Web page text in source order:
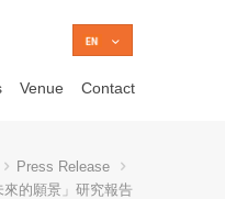
Venue Contact
Press Release
來的願景」研究報告